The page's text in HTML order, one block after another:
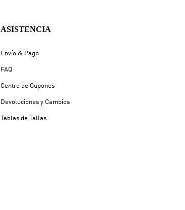
ASISTENCIA
Envío & Pago
FAQ
Centro de Cupones
Devoluciones y Cambios
Tablas de Tallas